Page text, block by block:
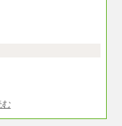
円
円
む